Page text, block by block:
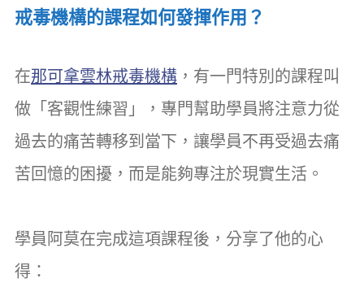
戒毒機構的課程如何發揮作用？
在那可拿雲林戒毒機構 ，有一門特別的課程叫
做「客觀性練習」，專門幫助學員將注意力從
過去的痛苦轉移到當下，讓學員不再受過去痛
苦回憶的困擾，而是能夠專注於現實生活。
學員阿莫在完成這項課程後，分享了他的心
得：